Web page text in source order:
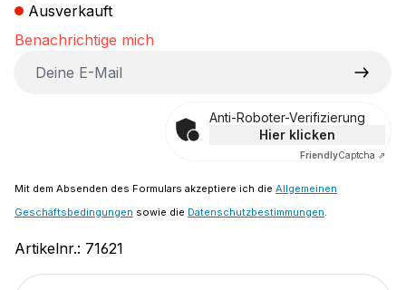
Ausverkauft
Benachrichtige mich
Anti-Roboter-Verifizierung
Hier klicken
FriendlyCaptcha ⇗
Mit dem Absenden des Formulars akzeptiere ich die Allgemeinen
Geschäftsbedingungen sowie die Datenschutzbestimmungen.
Artikelnr.: 71621